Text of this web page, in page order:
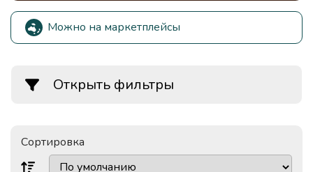
Можно на маркетплейсы
Открыть фильтры
Сортировка